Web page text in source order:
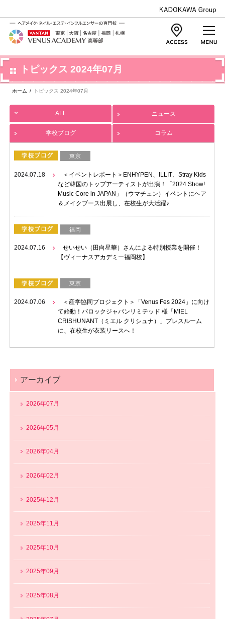
トピックス 2024年07月
ホーム / トピックス 2024年07月
ALL ニュース
学校ブログ コラム
東京
2024.07.18
＜イベントレポート＞ENHYPEN、ILLIT、Stray Kids
など韓国のトップアーティストが出演！「2024 Show!
Music Core in JAPAN」（ウマチュン）イベントにヘア
＆メイクブース出展し、在校生が大活躍♪
福岡
2024.07.16
せいせい（田向星華）さんによる特別授業を開催！
【ヴィーナスアカデミー福岡校】
東京
2024.07.06
＜産学協同プロジェクト＞「Venus Fes 2024」に向け
て始動！バロックジャパンリミテッド 様「MIEL
CRISHUNANT（ミエル クリシュナ）」プレスルーム
に、在校生が衣装リースへ！
アーカイブ
2026年07月
2026年05月
2026年04月
2026年02月
2025年12月
2025年11月
2025年10月
2025年09月
2025年08月